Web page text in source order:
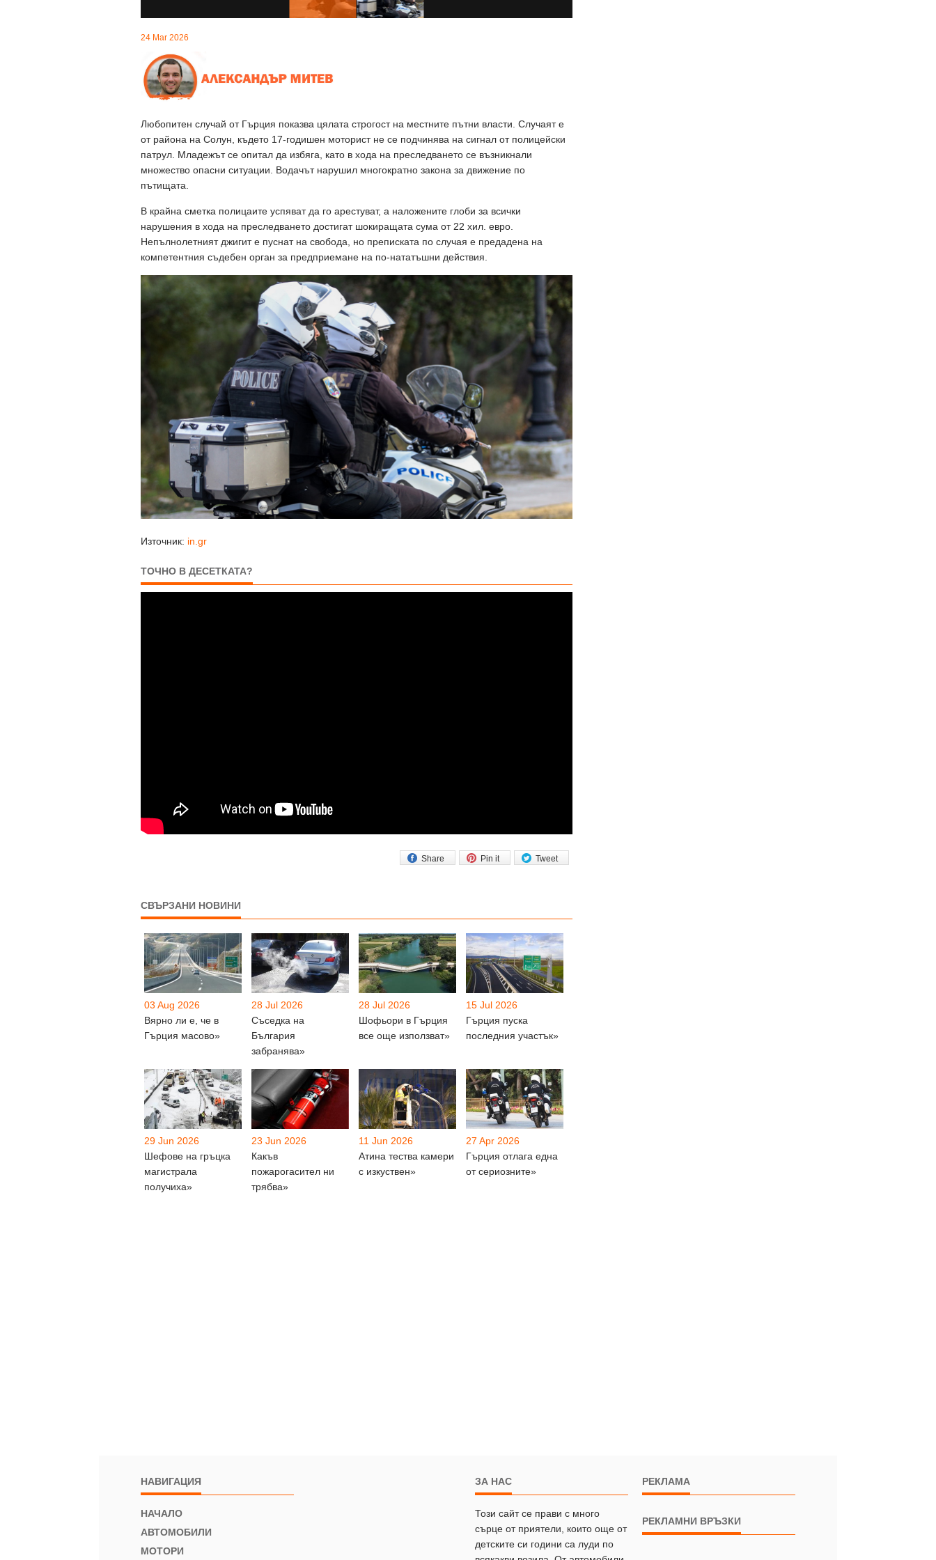
24 Mar 2026
Любопитен случай от Гърция показва цялата строгост на местните пътни власти. Случаят е
от района на Солун, където 17-годишен моторист не се подчинява на сигнал от полицейски
патрул. Младежът се опитал да избяга, като в хода на преследването се възникнали
множество опасни ситуации. Водачът нарушил многократно закона за движение по
пътищата.
В крайна сметка полицаите успяват да го арестуват, а наложените глоби за всички
нарушения в хода на преследването достигат шокиращата сума от 22 хил. евро.
Непълнолетният джигит е пуснат на свобода, но преписката по случая е предадена на
компетентния съдебен орган за предприемане на по-нататъшни действия.
Източник: in.gr
ТОЧНО В ДЕСЕТКАТА?
Tweet
Pin it
Share
СВЪРЗАНИ НОВИНИ
03 Aug 2026
Вярно ли е, че в
Гърция масово»
28 Jul 2026
Съседка на
България
забранява»
28 Jul 2026
Шофьори в Гърция
все още използват»
15 Jul 2026
Гърция пуска
последния участък»
29 Jun 2026
Шефове на гръцка
магистрала
получиха»
23 Jun 2026
Какъв
пожарогасител ни
трябва»
11 Jun 2026
Атина тества камери
с изкуствен»
27 Apr 2026
Гърция отлага една
от сериозните»
НАВИГАЦИЯ
НАЧАЛО
АВТОМОБИЛИ
МОТОРИ
ЗА НАС
Този сайт се прави с много
сърце от приятели, които още от
детските си години са луди по
РЕКЛАМА
РЕКЛАМНИ ВРЪЗКИ